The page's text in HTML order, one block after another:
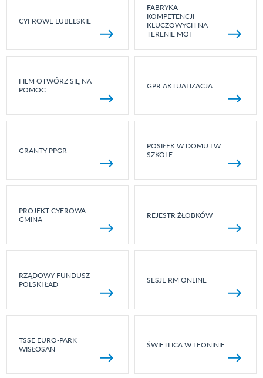
CYFROWE LUBELSKIE
FABRYKA
KOMPETENCJI
KLUCZOWYCH NA
TERENIE MOF
FILM OTWÓRZ SIĘ NA
POMOC
GPR AKTUALIZACJA
GRANTY PPGR
POSIŁEK W DOMU I W
SZKOLE
PROJEKT CYFROWA
GMINA
REJESTR ŻŁOBKÓW
RZĄDOWY FUNDUSZ
POLSKI ŁAD
SESJE RM ONLINE
TSSE EURO-PARK
WISŁOSAN
ŚWIETLICA W LEONINIE